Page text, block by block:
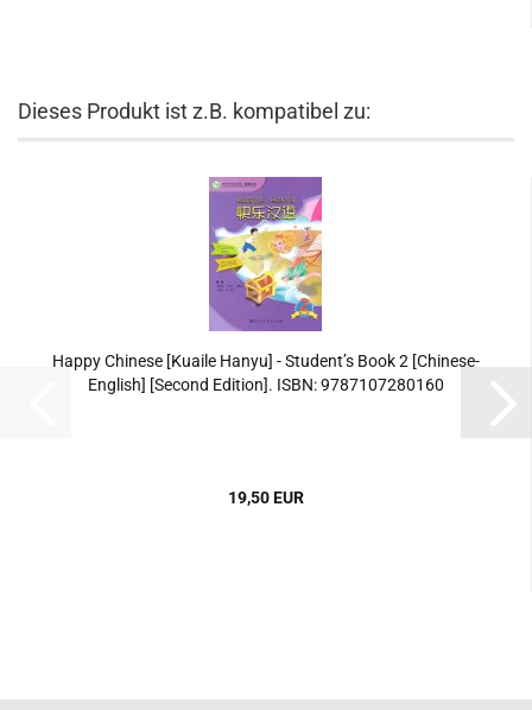
Dieses Produkt ist z.B. kompatibel zu:
Happy Chinese [Kuaile Hanyu] - Student’s Book 2 [Chinese-
English] [Second Edition]. ISBN: 9787107280160
19,50 EUR